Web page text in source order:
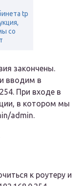
tp
со
закончены.
вводим в
При входе в
в котором мы
admin.
к роутеру и